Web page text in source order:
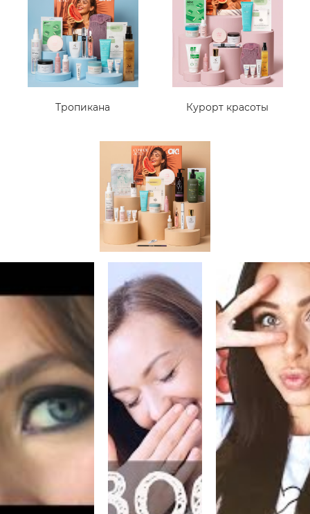
Тропикана Курорт красоты
Знойная красотка